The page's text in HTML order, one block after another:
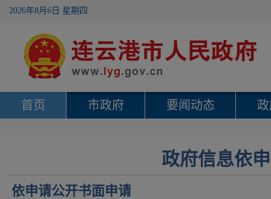
2026年8月6日 星期四
首页 市政府 要闻动态
政府信息依
依申请公开书面申请